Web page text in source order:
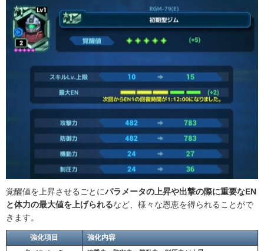
覚醒値を上昇させるごとにパラメータの上昇や出撃の際に重要なEN
と体力の最大値を上げられるなど、様々な恩恵を得られることがで
きます。
強化項目 強化内容